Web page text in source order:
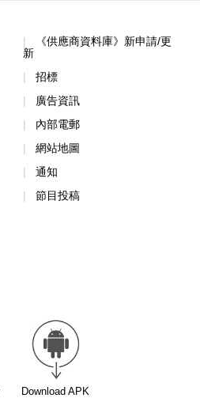
《供應商資料庫》新申請/更
新
招標
廣告資訊
內部電郵
網站地圖
通知
節目投稿
Download APK